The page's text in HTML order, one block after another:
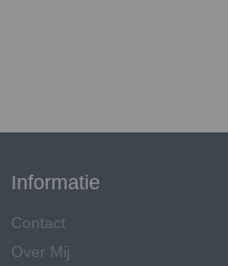
Informatie
Contact
Over Mij